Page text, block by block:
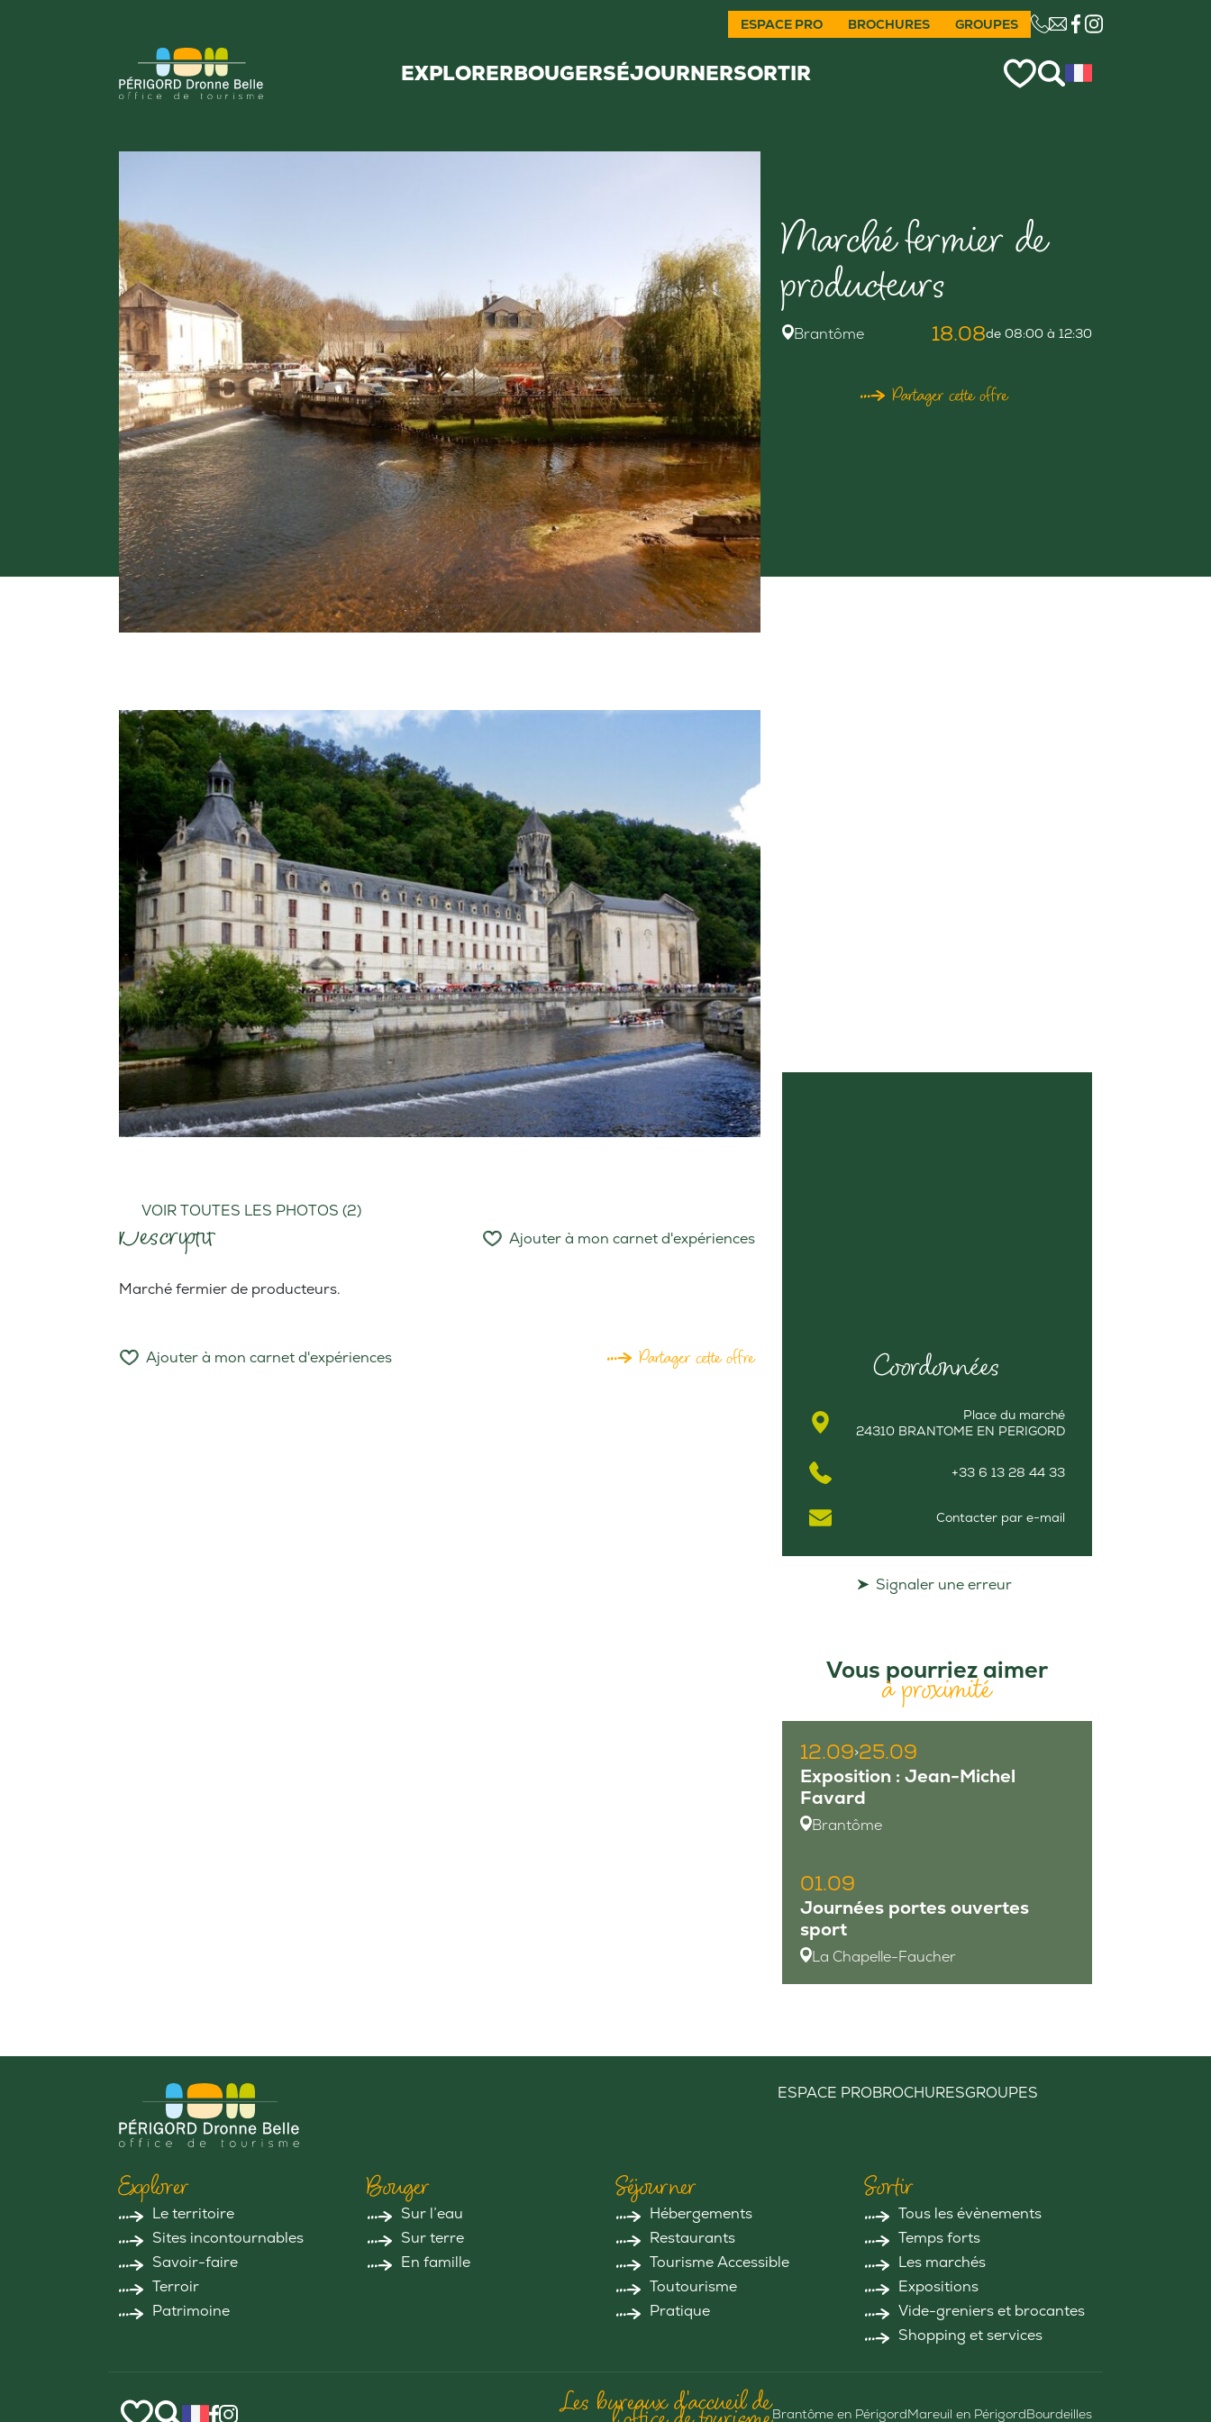
ESPACE PRO BROCHURES GROUPES CE LIEN OUVRIRA
EXPLORERBOUGERSÉJOURNERSORTIR
VOIR TOUTES LES PHOTOS (2)
Marché fermier de
producteurs
Brantôme 18.08de 08:00 à 12:30
Partager cette offre
Descriptif Ajouter à mon carnet d'expériences
Marché fermier de producteurs.
Ajouter à mon carnet d'expériences Partager cette offre Coordonnées
Place du marché
24310 BRANTOME EN PERIGORD
+33 6 13 28 44 33
Contacter par e-mail
Signaler une erreur
Vous pourriez aimer
à proximité
12.09>25.09
Exposition : Jean-Michel
Favard
Brantôme
01.09
Journées portes ouvertes
sport
La Chapelle-Faucher
ESPACE PROBROCHURESGROUPES
Explorer
Le territoire
Sites incontournables
Savoir-faire
Terroir
Patrimoine
Bouger
Sur l’eau
Sur terre
En famille
Séjourner
Hébergements
Restaurants
Tourisme Accessible
Toutourisme
Pratique
Sortir
Tous les évènements
Temps forts
Les marchés
Expositions
Vide-greniers et brocantes
Shopping et services
Les bureaux d'accueil deBrantôme en PérigordMareuil en PérigordBourdeilles